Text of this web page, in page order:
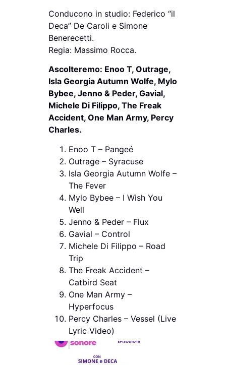
Conducono in studio: Federico “il
Deca” De Caroli e Simone
Benerecetti.
Regia: Massimo Rocca.
Ascolteremo: Enoo T, Outrage,
Isla Georgia Autumn Wolfe, Mylo
Bybee, Jenno & Peder, Gavial,
Michele Di Filippo, The Freak
Accident, One Man Army, Percy
Charles.
Enoo T – Pangeé
Outrage – Syracuse
Isla Georgia Autumn Wolfe –
The Fever
Mylo Bybee – I Wish You
Well
Jenno & Peder – Flux
Gavial – Control
Michele Di Filippo – Road
Trip
The Freak Accident –
Catbird Seat
One Man Army –
Hyperfocus
Percy Charles – Vessel (Live
Lyric Video)